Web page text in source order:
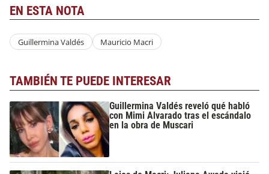
EN ESTA NOTA
Guillermina Valdés Mauricio Macri
TAMBIÉN TE PUEDE INTERESAR
Guillermina Valdés reveló qué habló
con Mimi Alvarado tras el escándalo
en la obra de Muscari